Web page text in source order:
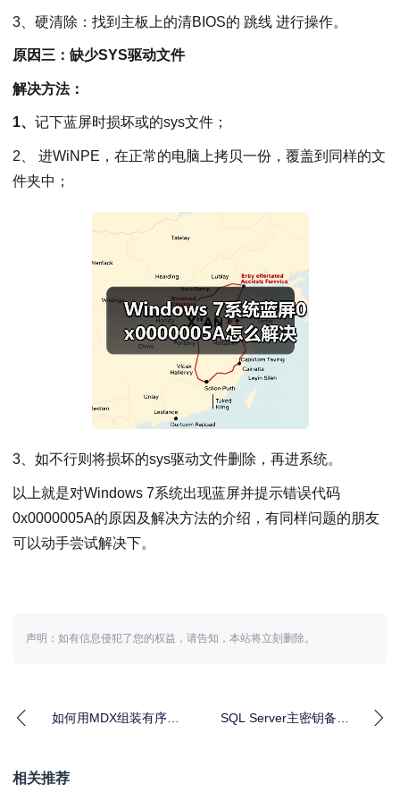
3、硬清除：找到主板上的清BIOS的 跳线 进行操作。
原因三：缺少SYS驱动文件
解决方法：
1、 记下蓝屏时损坏或的sys文件；
2、 进WiNPE，在正常的电脑上拷贝一份，覆盖到同样的文
件夹中；
3、如不行则将损坏的sys驱动文件删除，再进系统。
以上就是对Windows 7系统出现蓝屏并提示错误代码
0x0000005A的原因及解决方法的介绍，有同样问题的朋友
可以动手尝试解决下。
声明：如有信息侵犯了您的权益，请告知，本站将立刻删除。
如何用MDX组装有序集
SQL Server主密钥备份
相关推荐